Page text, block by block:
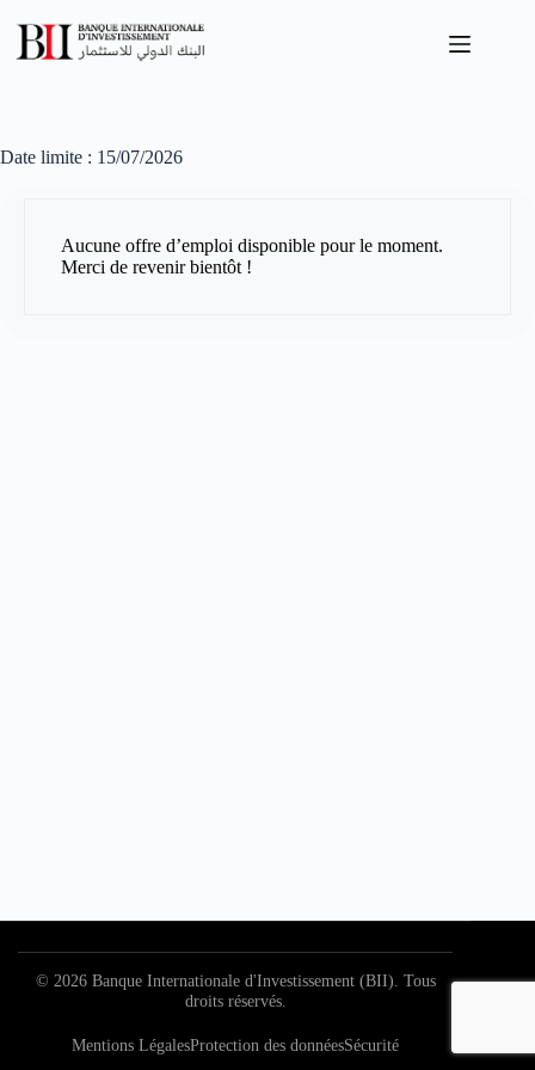
contenu
Date limite : 15/07/2026
Aucune offre d’emploi disponible pour le moment.
Merci de revenir bientôt !
© 2026Banque Internationale d'Investissement (BII). Tous
droits réservés.
Mentions LégalesProtection des donnéesSécurité